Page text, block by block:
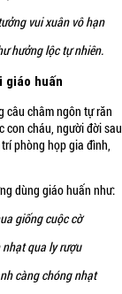
vui xuân vô hạn
hưởng lộc tự nhiên.
giáo huấn
câu châm ngôn tự răn
con cháu, người đời sau
phòng họp gia đình,
dùng giáo huấn như:
giống cuộc cờ
qua ly rượu
càng chóng nhạt